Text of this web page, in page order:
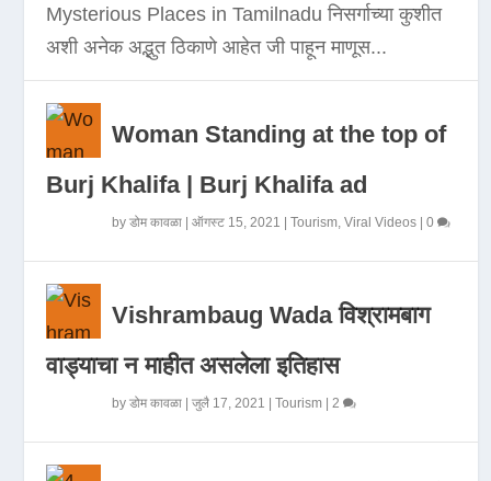
Mysterious Places in Tamilnadu निसर्गाच्या कुशीत
अशी अनेक अद्भुत ठिकाणे आहेत जी पाहून माणूस...
Woman Standing at the top of
Burj Khalifa | Burj Khalifa ad
byडोम कावळा |ऑगस्ट 15, 2021 |Tourism,Viral Videos |0
Vishrambaug Wada विश्रामबाग
वाड्याचा न माहीत असलेला इतिहास
byडोम कावळा |जुलै 17, 2021 |Tourism |2